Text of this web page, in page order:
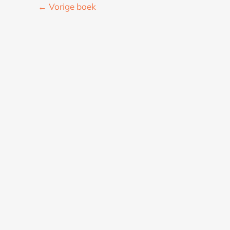
← Vorige boek